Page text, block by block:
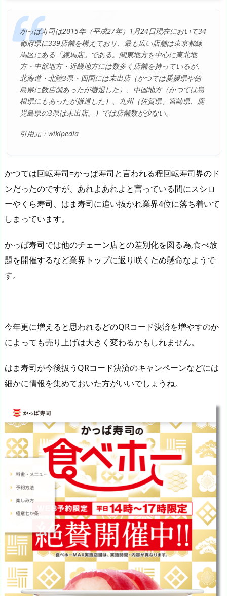
かっぱ寿司は2015年（平成27年）1月24日現在において34
都府県に339店舗を構えており、最も広い店舗は東京都練
馬区にある「練馬店」である。関東地方を中心に東北地
方・中部地方・近畿地方には数多く店舗を持っているが、
北海道・北陸3県・四国には未出店（かつては愛媛県や徳
島県に数店舗あったが撤退した）、中国地方（かつては島
根県にもあったが撤退した）、九州（佐賀県、宮崎県、鹿
児島県の3県は未出店。）では店舗数が少ない。
引用元：wikipedia
かつては回転寿司=かっぱ寿司と言われる程回転寿司界のド
ンだったのですが、あれよあれよと言っている間にスシロ
ーやくら寿司、はま寿司に追い抜かれ業界4位に落ち着いて
しまっています。
かっぱ寿司では他のチェーン店との差別化を図る為,食べ放
題を開催するなど業界トップに返り咲くため懸命なようで
す。
今年更に増えると思われるどのQRコード決済を増やすのか
によっても売り上げは大きく変わるかもしれません。
はま寿司が今後扱うQRコード決済のキャンペーンなどには
細かに情報を集めておいた方がいいでしょうね。